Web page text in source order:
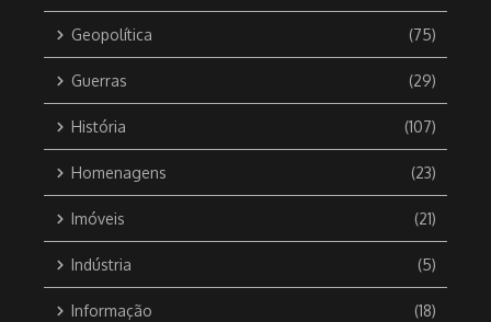
Geopolítica (75)
Guerras (29)
História (107)
Homenagens (23)
Imóveis (21)
Indústria (5)
Informação (18)